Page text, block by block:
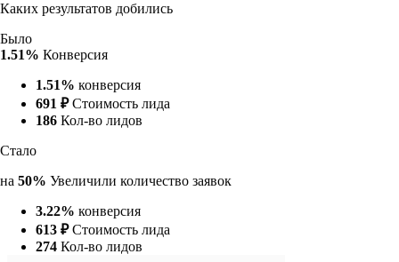
Каких результатов добились
Было
1.51% Конверсия
1.51% конверсия
691 ₽ Стоимость лида
186 Кол-во лидов
Стало
на 50% Увеличили количество заявок
3.22% конверсия
613 ₽ Стоимость лида
274 Кол-во лидов